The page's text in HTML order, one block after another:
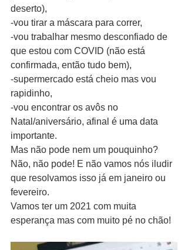
deserto),
-vou tirar a máscara para correr,
-vou trabalhar mesmo desconfiado de
que estou com COVID (não está
confirmada, então tudo bem),
-supermercado está cheio mas vou
rapidinho,
-vou encontrar os avôs no
Natal/aniversário, afinal é uma data
importante.
Mas não pode nem um pouquinho?
Não, não pode! E não vamos nós iludir
que resolvamos isso já em janeiro ou
fevereiro.
Vamos ter um 2021 com muita
esperança mas com muito pé no chão!